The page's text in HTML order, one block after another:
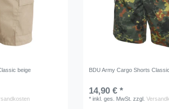
beige BDU Army Cargo Shorts
14,90 € *
*inkl. ges. MwSt. zzgl.